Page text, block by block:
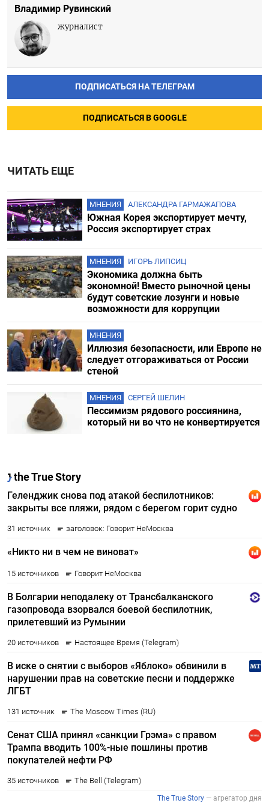
Владимир Рувинский
журналист
ПОДПИСАТЬСЯ НА ТЕЛЕГРАМ
ПОДПИСАТЬСЯ В GOOGLE
ЧИТАТЬ ЕЩЕ
МНЕНИЯ АЛЕКСАНДРА ГАРМАЖАПОВА
Южная Корея экспортирует мечту,
Россия экспортирует страх
МНЕНИЯ ИГОРЬ ЛИПСИЦ
Экономика должна быть
экономной! Вместо рыночной цены
будут советские лозунги и новые
возможности для коррупции
МНЕНИЯ
Иллюзия безопасности, или Европе не
следует отгораживаться от России
стеной
МНЕНИЯ СЕРГЕЙ ШЕЛИН
Пессимизм рядового россиянина,
который ни во что не конвертируется